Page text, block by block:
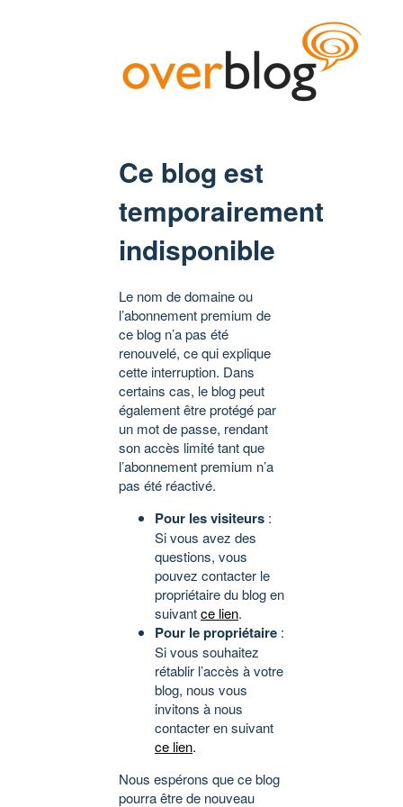
Ce blog est
temporairement
indisponible
Le nom de domaine ou
l’abonnement premium de
ce blog n’a pas été
renouvelé, ce qui explique
cette interruption. Dans
certains cas, le blog peut
également être protégé par
un mot de passe, rendant
son accès limité tant que
l’abonnement premium n’a
pas été réactivé.
Pour les visiteurs :
Si vous avez des
questions, vous
pouvez contacter le
propriétaire du blog en
suivantce lien.
Pour le propriétaire :
Si vous souhaitez
rétablir l’accès à votre
blog, nous vous
invitons à nous
contacter en suivant
ce lien.
Nous espérons que ce blog
pourra être de nouveau